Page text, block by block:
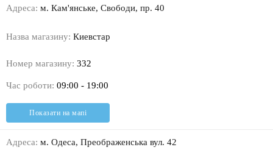
Адреса: м. Кам'янське, Свободи, пр. 40
Назва магазину: Киевстар
Номер магазину: 332
Час роботи: 09:00 - 19:00
Показати на мапі
Адреса: м. Одеса, Преображенська вул. 42